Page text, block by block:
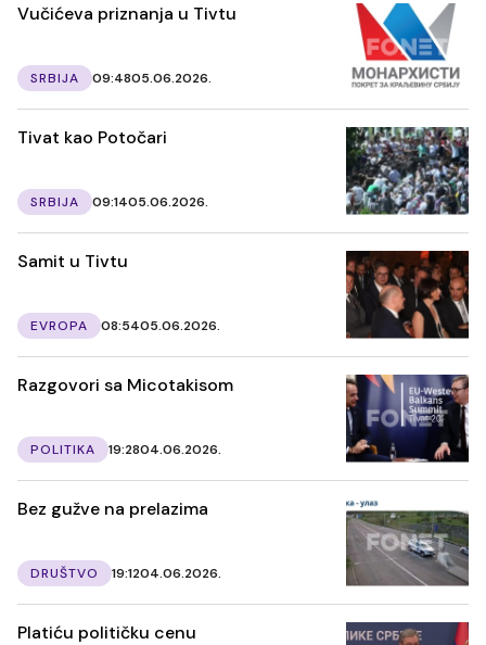
Vučićeva priznanja u Tivtu
SRBIJA 09:4805.06.2026.
Tivat kao Potočari
SRBIJA 09:1405.06.2026.
Samit u Tivtu
EVROPA 08:5405.06.2026.
Razgovori sa Micotakisom
POLITIKA 19:2804.06.2026.
Bez gužve na prelazima
DRUŠTVO 19:1204.06.2026.
Platiću političku cenu